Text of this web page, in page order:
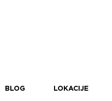
BLOG LOKACIJE